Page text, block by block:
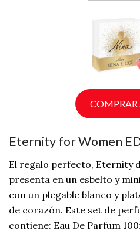
Eternity for Women
El regalo perfecto, Eternity
presenta en un esbelto y
con un plegable blanco y
de corazón. Este set de
contiene: Eau De Parfum